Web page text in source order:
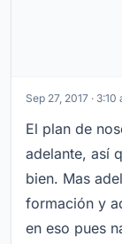
Sep 27, 2017 · 3:10
El plan de
adelante, así
bien. Mas
formación y
en eso pues